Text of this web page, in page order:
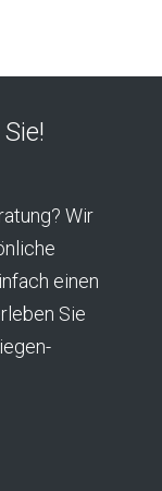
Wir
einen
Sie